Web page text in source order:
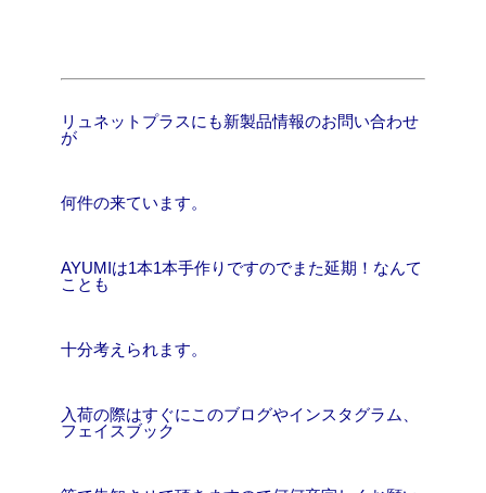
リュネットプラスにも新製品情報のお問い合わせ
が
何件の来ています。
AYUMIは1本1本手作りですのでまた延期！なんて
ことも
十分考えられます。
入荷の際はすぐにこのブログやインスタグラム、
フェイスブック